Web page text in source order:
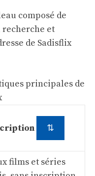
composé de
et
de Sadisflix
principales de
⇅
films et séries